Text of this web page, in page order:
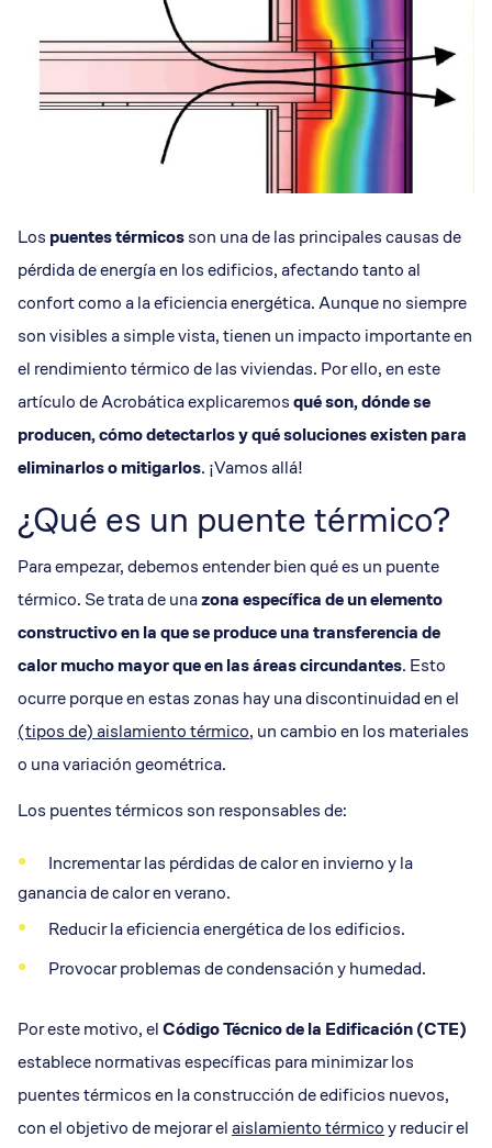
Los puentes térmicosson una de las principales causas de
pérdida de energía en los edificios, afectando tanto al
confort como a la eficiencia energética. Aunque no siempre
son visibles a simple vista, tienen un impacto importante en
el rendimiento térmico de las viviendas. Por ello, en este
artículo de Acrobática explicaremosqué son, dónde se
producen, cómo detectarlos y qué soluciones existen para
eliminarlos o mitigarlos. ¡Vamos allá!
¿Qué es un puente térmico?
Para empezar, debemos entender bien qué es un puente
térmico. Se trata de unazona específica de un elemento
constructivo en la que se produce una transferencia de
calor mucho mayor que en las áreas circundantes. Esto
ocurre porque en estas zonas hay una discontinuidad en el
(tipos de) aislamiento térmico, un cambio en los materiales
o una variación geométrica.
Los puentes térmicos son responsables de:
Incrementar las pérdidas de calor en invierno y la
ganancia de calor en verano.
Reducir la eficiencia energética de los edificios.
Provocar problemas de condensación y humedad.
Por este motivo, elCódigo Técnico de la Edificación (CTE)
establece normativas específicas para minimizar los
puentes térmicos en la construcción de edificios nuevos,
con el objetivo de mejorar elaislamiento térmicoy reducir el